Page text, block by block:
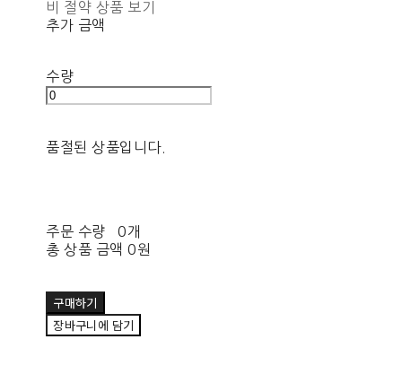
비 절약 상품 보기
추가 금액
수량
품절된 상품입니다.
주문 수량
0개
총 상품 금액 0원
구매하기
장바구니에 담기